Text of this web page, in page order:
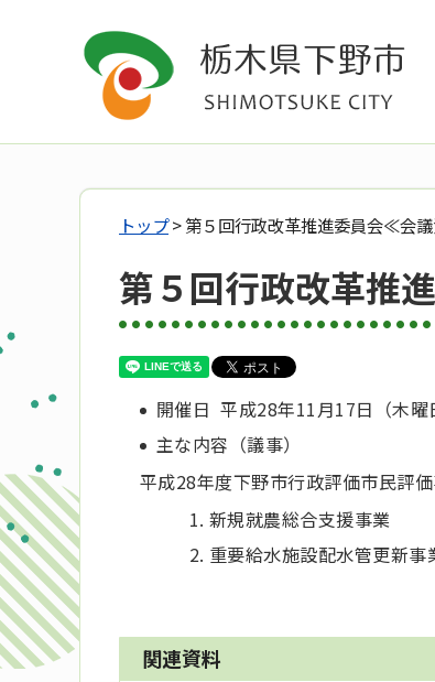
トップ> 第５回行政改革推進委員会≪会
第５回行政改革推
開催日 平成28年11月17日（木曜
主な内容（議事）
平成28年度下野市行政評価市民評
新規就農総合支援事業
重要給水施設配水管更新事
関連資料